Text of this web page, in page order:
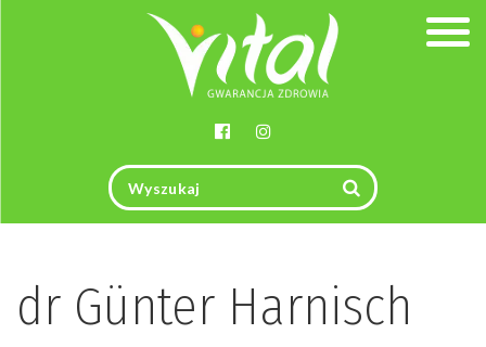
dr Günter Harnisch